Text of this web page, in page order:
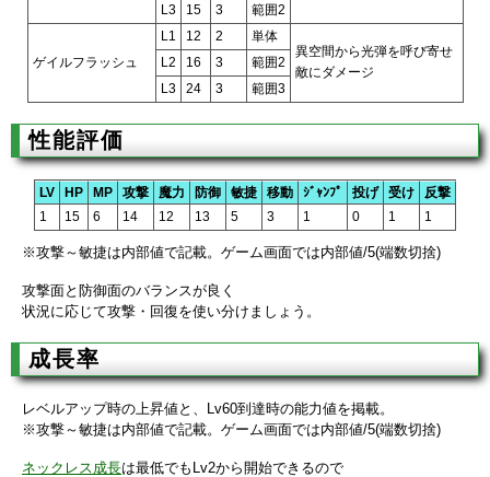
L3
15 3 範囲2
ゲイルフラッシュ
L1 12 2
単体
異空間から光弾を呼び寄せ
敵にダメージ
L2 16 3
範囲2
L3
24 3 範囲3
性能評価
LV HP MP 攻撃 魔力 防御 敏捷 移動 ｼﾞｬﾝﾌﾟ 投げ 受け
反撃
1
15 6 14 12 13 5 3 1 0 1 1
※攻撃～敏捷は内部値で記載。ゲーム画面では内部値/5(端数切捨)
攻撃面と防御面のバランスが良く
状況に応じて攻撃・回復を使い分けましょう。
成長率
レベルアップ時の上昇値と、Lv60到達時の能力値を掲載。
※攻撃～敏捷は内部値で記載。ゲーム画面では内部値/5(端数切捨)
ネックレス成長は最低でもLv2から開始できるので